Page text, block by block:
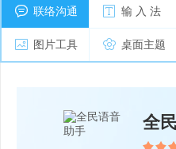
联络沟通 输 入 法
图片工具 桌面主题
全